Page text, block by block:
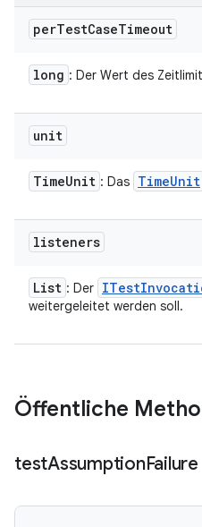
perTestCaseTimeout
long : Der Wert des
unit
TimeUnit : Das TimeUnit
listeners
List : Der ITest
weitergeleitet werden soll.
Öffentliche
testAssumptionFailure